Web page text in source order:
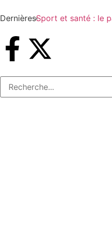
DernièresSport et santé : le